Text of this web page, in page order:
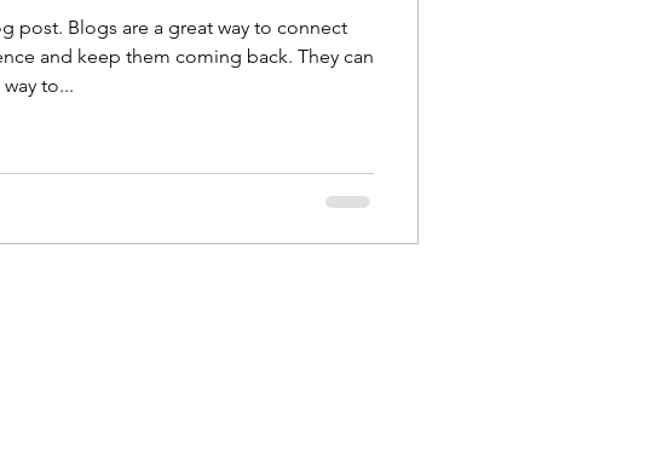
post. Blogs are a great way to connect
and keep them coming back. They can
to...